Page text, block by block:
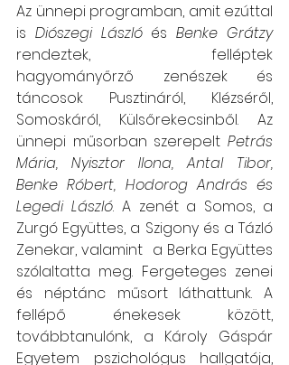
Az ünnepi programban, amit ezúttal
is Diószegi László és Benke Grátzy
rendeztek, felléptek
hagyományőrző zenészek és
táncosok Pusztináról, Klézséről,
Somoskáról, Külsőrekecsinből. Az
ünnepi műsorban szerepelt Petrás
Mária, Nyisztor Ilona, Antal Tibor,
Benke Róbert, Hodorog András és
Legedi László. A zenét a Somos, a
Zurgó Együttes, a Szigony és a Tázló
Zenekar, valamint  a Berka Együttes
szólaltatta meg. Fergeteges zenei
és néptánc műsort láthattunk. A
fellépő énekesek között,
továbbtanulónk, a Károly Gáspár
Egyetem pszichológus hallgatója,